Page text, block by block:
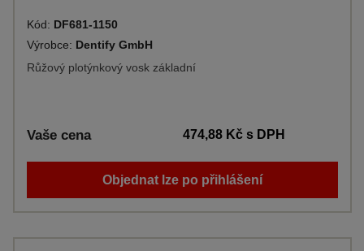
Kód: DF681-1150
Výrobce: Dentify GmbH
Růžový plotýnkový vosk základní
Vaše cena 474,88 Kčs DPH
Objednat lze po přihlášení